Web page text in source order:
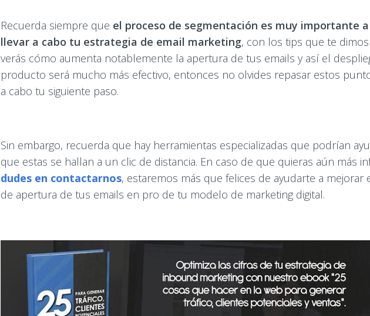
Recuerda siempre que el proceso de segmentación es muy importante
llevar a cabo tu estrategia de email marketing, con los tips que te
verás cómo aumenta notablemente la apertura de tus emails y así el
producto será mucho más efectivo, entonces no olvides repasar estos
a cabo tu siguiente paso.
Sin embargo, recuerda que hay herramientas especializadas que podrían
que estas se hallan a un clic de distancia. En caso de que quieras aún más
dudes en contactarnos, estaremos más que felices de ayudarte a mejorar
de apertura de tus emails en pro de tu modelo de marketing digital.